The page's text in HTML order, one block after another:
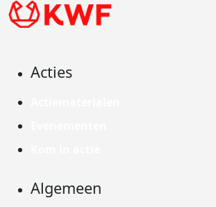
Acties
Algemeen